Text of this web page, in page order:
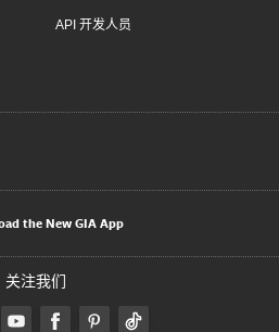
API 开发人员
the New GIA App
关注我们